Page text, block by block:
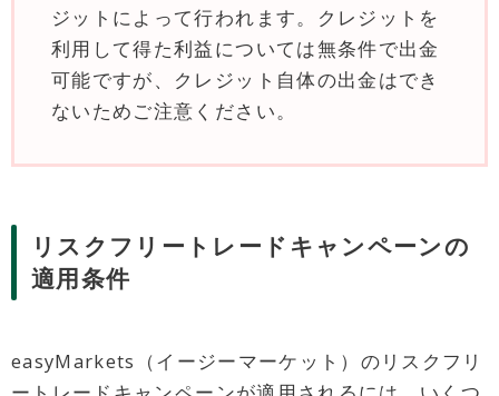
ジットによって行われます。クレジットを
利用して得た利益については無条件で出金
可能ですが、クレジット自体の出金はでき
ないためご注意ください。
リスクフリートレードキャンペーンの
適用条件
easyMarkets（イージーマーケット）のリスクフリ